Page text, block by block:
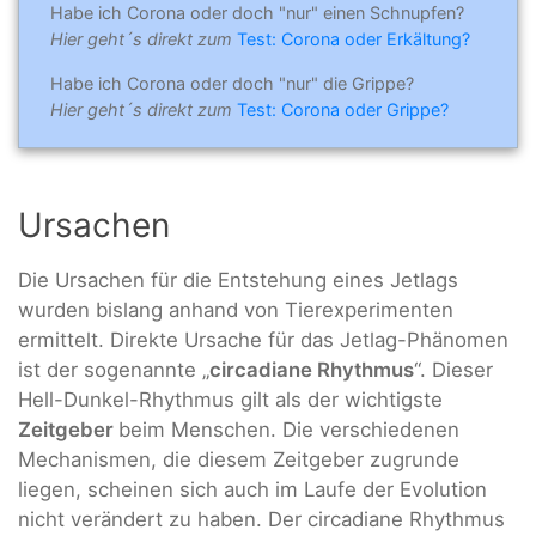
Habe ich Corona oder doch "nur" einen Schnupfen?
Hier geht´s direkt zum Test: Corona oder Erkältung?
Habe ich Corona oder doch "nur" die Grippe?
Hier geht´s direkt zum Test: Corona oder Grippe?
Ursachen
Die Ursachen für die Entstehung eines Jetlags
wurden bislang anhand von Tierexperimenten
ermittelt. Direkte Ursache für das Jetlag-Phänomen
ist der sogenannte „circadiane Rhythmus“. Dieser
Hell-Dunkel-Rhythmus gilt als der wichtigste
Zeitgeber beim Menschen. Die verschiedenen
Mechanismen, die diesem Zeitgeber zugrunde
liegen, scheinen sich auch im Laufe der Evolution
nicht verändert zu haben. Der circadiane Rhythmus